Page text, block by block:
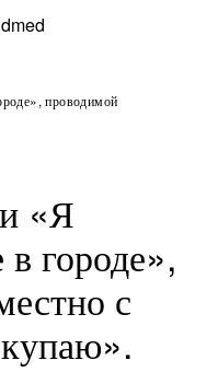
проводимой
«Я
городе»,
с